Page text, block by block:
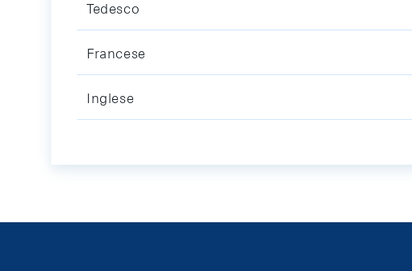
Tedesco
Francese
Inglese